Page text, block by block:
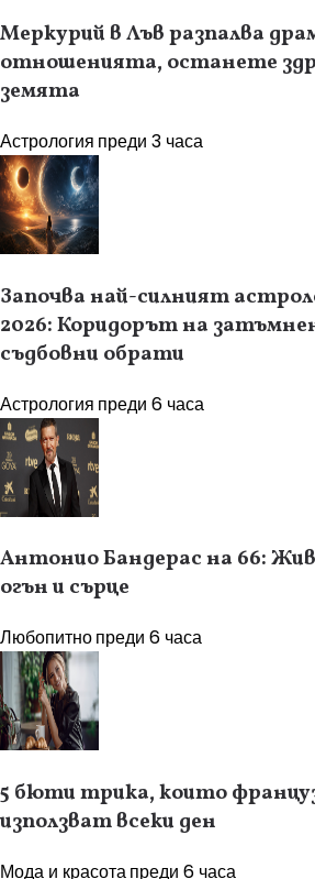
Меркурий в Лъв разпалва
отношенията, останете
земята
Астрология преди 3 часа
Започва най-силният
2026: Коридорът на
съдбовни обрати
Астрология преди 6 часа
Антонио Бандерас на 66:
огън и сърце
Любопитнопреди 6 часа
5 бюти трика, които
използват всеки ден
Мода и красотапреди 6 часа